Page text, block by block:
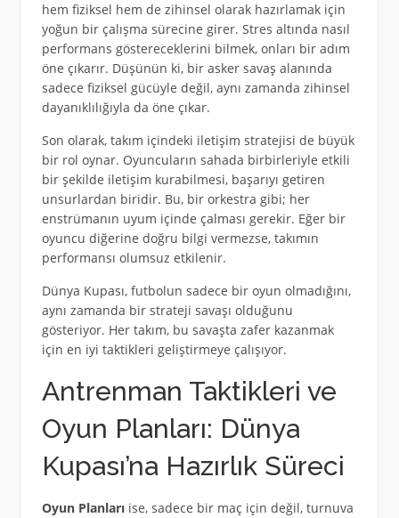
hem fiziksel hem de zihinsel olarak hazırlamak için
yoğun bir çalışma sürecine girer. Stres altında nasıl
performans göstereceklerini bilmek, onları bir adım
öne çıkarır. Düşünün ki, bir asker savaş alanında
sadece fiziksel gücüyle değil, aynı zamanda zihinsel
dayanıklılığıyla da öne çıkar.
Son olarak, takım içindeki iletişim stratejisi de büyük
bir rol oynar. Oyuncuların sahada birbirleriyle etkili
bir şekilde iletişim kurabilmesi, başarıyı getiren
unsurlardan biridir. Bu, bir orkestra gibi; her
enstrümanın uyum içinde çalması gerekir. Eğer bir
oyuncu diğerine doğru bilgi vermezse, takımın
performansı olumsuz etkilenir.
Dünya Kupası, futbolun sadece bir oyun olmadığını,
aynı zamanda bir strateji savaşı olduğunu
gösteriyor. Her takım, bu savaşta zafer kazanmak
için en iyi taktikleri geliştirmeye çalışıyor.
Antrenman Taktikleri ve
Oyun Planları: Dünya
Kupası’na Hazırlık Süreci
Oyun Planlarıise, sadece bir maç için değil, turnuva